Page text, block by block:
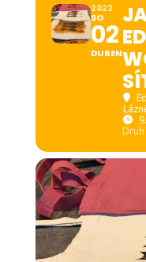
2022
SO
02
DUBEN
Druh